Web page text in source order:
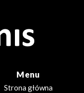
Menu
Strona główna